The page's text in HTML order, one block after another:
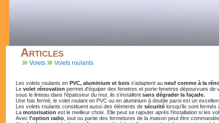
Articles
Volets Volets roulants
Les volets roulants en PVC, aluminium et boiss'adaptent au neuf comme à la
Le volet rénovation permet d'équiper des fenetres et porte-fenetres dépourvues de
sous le linteau dans l'épaisseur du mur, ils s'installent sans dégrader la façade.
Une fois fermé, le volet roulant en PVC ou en aluminium à double paroi est un
Les volets roulants constituent aussi des éléments de sécuritélorsqu'ils sont fermés
Lamotorisation est le meilleur choix. Elle peut se rajouter après l'installation si les
Avec l'option radio, tout ou partie des fermetures de la maison peut être